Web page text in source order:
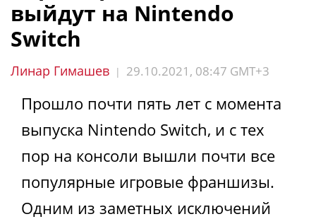
выйдут на Nintendo
Switch
Линар Гимашев | 29.10.2021, 08:47 GMT+3
Прошло почти пять лет с момента
выпуска Nintendo Switch, и с тех
пор на консоли вышли почти все
популярные игровые франшизы.
Одним из заметных исключений